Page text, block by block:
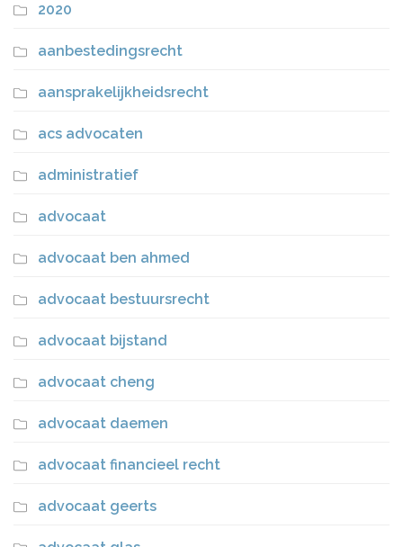
2020
aanbestedingsrecht
aansprakelijkheidsrecht
acs advocaten
administratief
advocaat
advocaat ben ahmed
advocaat bestuursrecht
advocaat bijstand
advocaat cheng
advocaat daemen
advocaat financieel recht
advocaat geerts